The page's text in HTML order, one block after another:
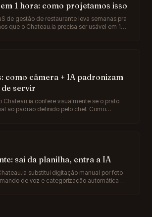
1 hora: como projetamos isso
de gestão de restaurante leva semanas pra
que o Chateau.ia precisa ser usável em 1
como câmera + IA padronizam
de servir
Chateau.ia confere visualmente se o prato
ao padrão definido pelo chef. Como
sai da planilha, entra a IA
substitui digitação manual por foto
de voz e categorização automática —